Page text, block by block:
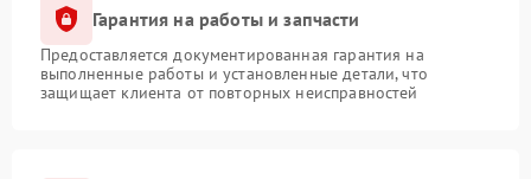
Гарантия на работы и запчасти
Предоставляется документированная гарантия на
выполненные работы и установленные детали, что
защищает клиента от повторных неисправностей